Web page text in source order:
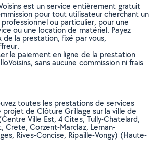
est un service entièrement gratuit
pour tout utilisateur cherchant un
ou particulier, pour une
ou une location de matériel. Payez
de la prestation, fixé par vous,
le paiement en ligne de la prestation
sans aucune commission ni frais
toutes les prestations de services
de Clôture Grillage sur la ville de
Ville Est, 4 Cites, Tully-Chatelard,
Crete, Corzent-Marclaz, Leman-
Rives-Concise, Ripaille-Vongy) (Haute-